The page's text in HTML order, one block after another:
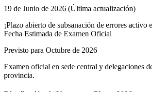
19 de Junio de 2026 (Última actualización)
¡Plazo abierto de subsanación de errores activo
Previsto para Octubre de 2026
Examen oficial en sede central y delegaciones
provincia.